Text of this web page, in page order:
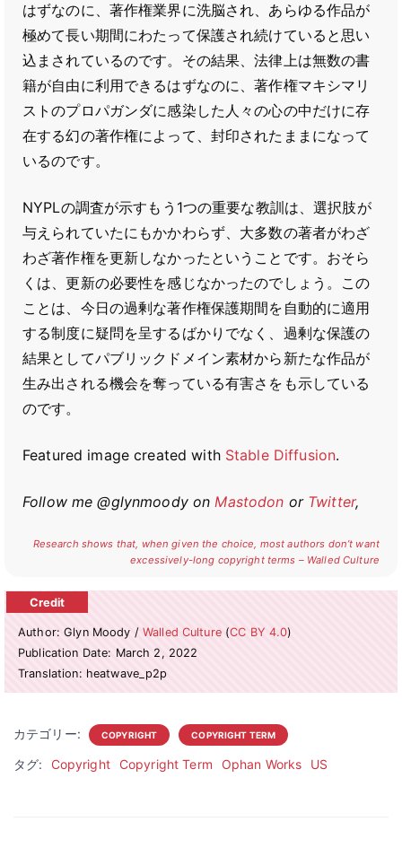
はずなのに、著作権業界に洗脳され、あらゆる作品が
極めて長い期間にわたって保護され続けていると思い
込まされているのです。その結果、法律上は無数の書
籍が自由に利用できるはずなのに、著作権マキシマリ
ストのプロパガンダに感染した人々の心の中だけに存
在する幻の著作権によって、封印されたままになって
いるのです。
NYPLの調査が示すもう1つの重要な教訓は、選択肢が
与えられていたにもかかわらず、大多数の著者がわざ
わざ著作権を更新しなかったということです。おそら
くは、更新の必要性を感じなかったのでしょう。この
ことは、今日の過剰な著作権保護期間を自動的に適用
する制度に疑問を呈するばかりでなく、過剰な保護の
結果としてパブリックドメイン素材から新たな作品が
生み出される機会を奪っている有害さをも示している
のです。
Featured image created with Stable Diffusion.
Follow me @glynmoody onMastodon or Twitter,
Research shows that, when given the choice, most authors don’t want
excessively-long copyright terms – Walled Culture
Author: Glyn Moody / Walled Culture(CC BY 4.0)
Publication Date: March 2, 2022
Translation: heatwave_p2p
カテゴリー: COPYRIGHT COPYRIGHT TERM
タグ: Copyright Copyright Term Ophan Works US